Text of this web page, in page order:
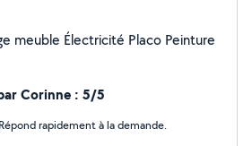
Corinne : 5/5
rapidement à la demande.